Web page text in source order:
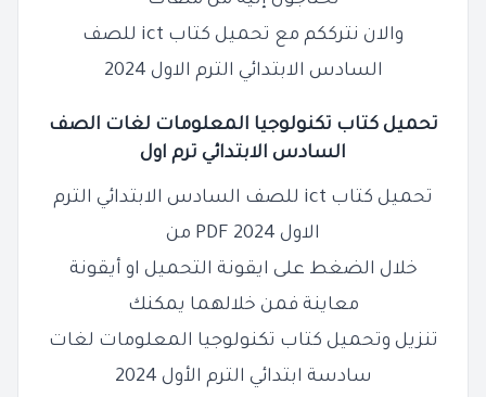
والان نترككم مع تحميل كتاب ict للصف
السادس الابتدائي الترم الاول 2024
تحميل كتاب تكنولوجيا المعلومات لغات الصف
السادس الابتدائي ترم اول
تحميل كتاب ict للصف السادس الابتدائي الترم
الاول 2024 PDF من
خلال الضغط على ايقونة التحميل او أيقونة
معاينة فمن خلالهما يمكنك
تنزيل وتحميل كتاب تكنولوجيا المعلومات لغات
سادسة ابتدائي الترم الأول 2024